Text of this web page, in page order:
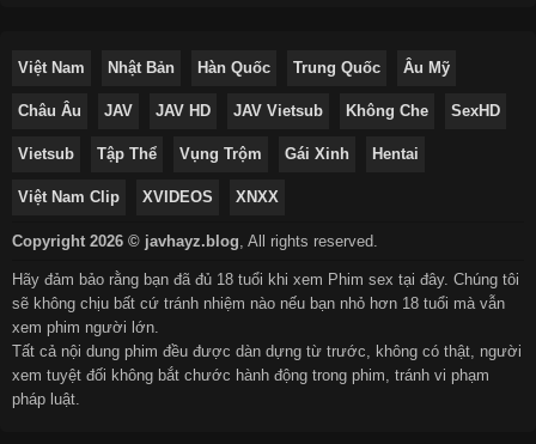
Việt Nam Nhật Bản Hàn Quốc Trung Quốc Âu Mỹ
Châu Âu JAV JAV HD JAV Vietsub Không Che SexHD
Vietsub Tập Thể Vụng Trộm Gái Xinh Hentai
Việt Nam Clip XVIDEOS XNXX
Copyright 2026 © javhayz.blog All rights reserved.
Hãy đảm bảo rằng bạn đã đủ 18 tuổi khi xem Phim sex tại đây. Chúng tôi
sẽ không chịu bất cứ tránh nhiệm nào nếu bạn nhỏ hơn 18 tuổi mà vẫn
xem phim người lớn.
Tất cả nội dung phim đều được dàn dựng từ trước, không có thật, người
xem tuyệt đối không bắt chước hành động trong phim, tránh vi phạm
pháp luật.